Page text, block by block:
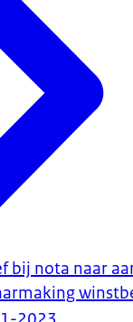
bij nota naar